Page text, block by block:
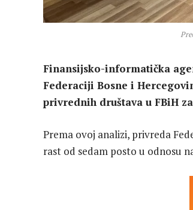
Finansijsko-informatička
Federaciji Bosne i
privrednih društava u FBiH
Prema ovoj analizi, privreda
rast od sedam posto u odnosu